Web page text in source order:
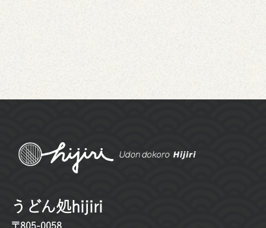
うどん処hijiri
〒805-0058